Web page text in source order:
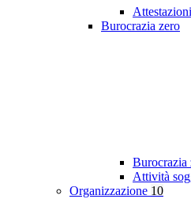
Burocrazia zero
Burocrazia
Attività
Organizzazione 10